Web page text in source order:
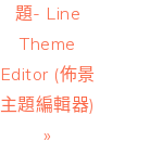
題- Line
Theme
Editor (佈景
主題編輯器)
»